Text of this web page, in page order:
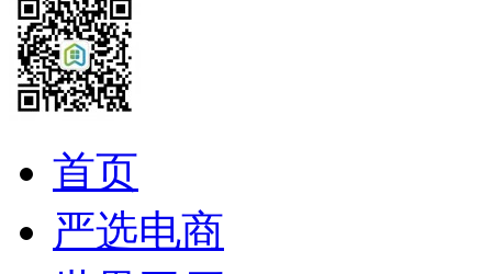
首页
严选电商